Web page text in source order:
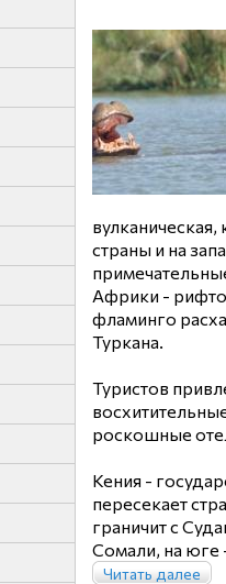
вулканическая,
страны и на
Африки -
фламинго
Туркана.
Туристов
роскошные
Кения -
пересекает
граничит с
Сомали, на юге
Читать далее